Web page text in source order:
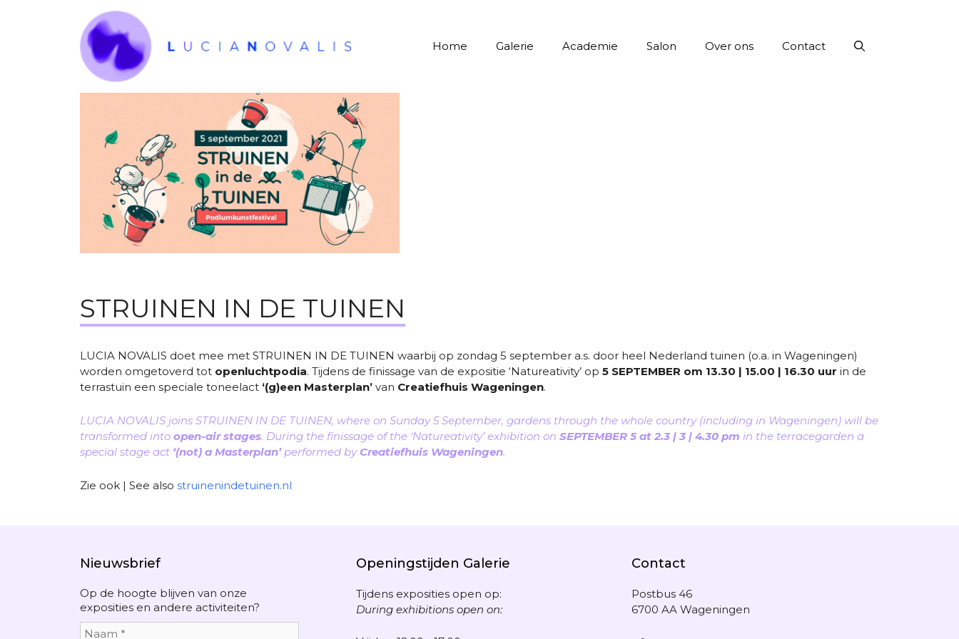
Home Galerie Academie Salon Over ons Contact
STRUINEN IN DE TUINEN
LUCIA NOVALIS doet mee met STRUINEN IN DE TUINEN waarbij op zondag 5 september a.s. door heel Nederland tuinen (o.a. in Wageningen)
worden omgetoverd tot openluchtpodia. Tijdens de finissage van de expositie ‘Natureativity’ op 5 SEPTEMBER om 13.30 | 15.00 | 16.30 uur in de
terrastuin een speciale toneelact ‘(g)een Masterplan’ van Creatiefhuis Wageningen.
LUCIA NOVALIS joins STRUINEN IN DE TUINEN, where on Sunday 5 September, gardens through the whole country (including in Wageningen) will be
transformed into open-air stages. During the finissage of the ‘Natureativity’ exhibition on SEPTEMBER 5 at 2.3 | 3 | 4.30 pm in the terracegarden a
special stage act ‘(not) a Masterplan’performed by Creatiefhuis Wageningen.
Zie ook | See also struinenindetuinen.nl
Nieuwsbrief
Op de hoogte blijven van onze
exposities en andere activiteiten?
Openingstijden Galerie
Tijdens exposities open op:
During exhibitions open on:
Contact
Postbus 46
6700 AA Wageningen